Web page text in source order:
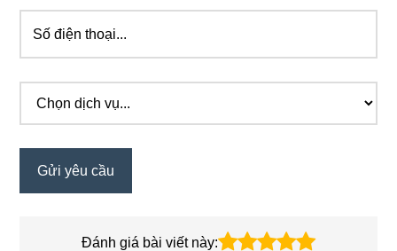
Đánh giá bài viết này: